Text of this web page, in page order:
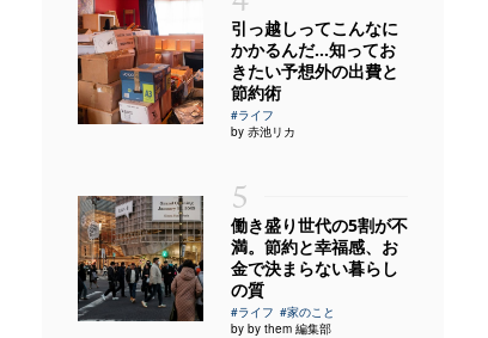
引っ越しってこんなに
かかるんだ…知ってお
きたい予想外の出費と
節約術
#ライフ
by 赤池リカ
5
働き盛り世代の5割が不
満。節約と幸福感、お
金で決まらない暮らし
の質
#ライフ #家のこと
by by them 編集部